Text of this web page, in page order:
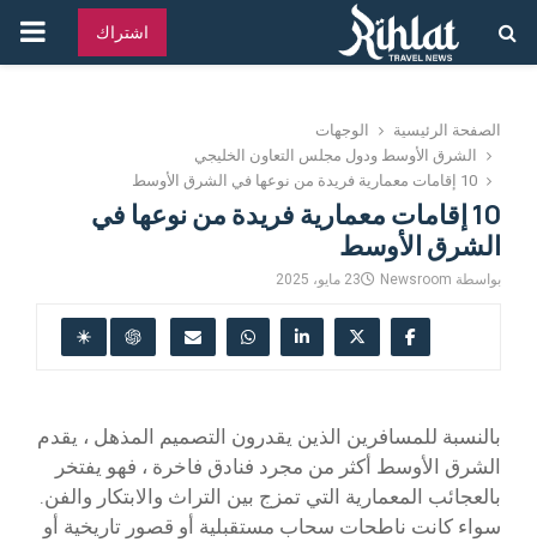
اشتراك
الصفحة الرئيسية
الوجهات
الشرق الأوسط ودول مجلس التعاون الخليجي
10 إقامات معمارية فريدة من نوعها في الشرق الأوسط
10 إقامات معمارية فريدة من نوعها في
الشرق الأوسط
بواسطة Newsroom 23 مايو، 2025
بالنسبة للمسافرين الذين يقدرون التصميم المذهل ، يقدم
الشرق الأوسط أكثر من مجرد فنادق فاخرة ، فهو يفتخر
بالعجائب المعمارية التي تمزج بين التراث والابتكار والفن.
سواء كانت ناطحات سحاب مستقبلية أو قصور تاريخية أو